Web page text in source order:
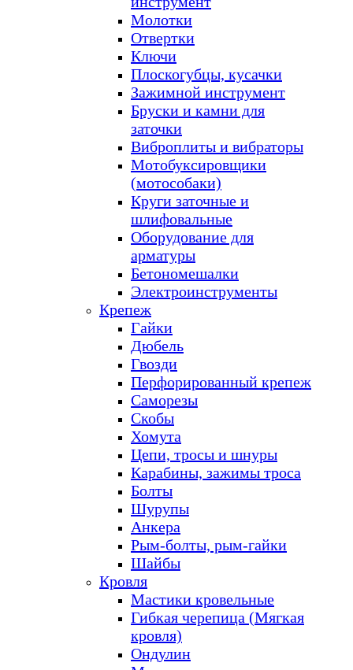
Молотки
Отвертки
Ключи
Плоскогубцы, кусачки
Зажимной инструмент
Бруски и камни для
заточки
Виброплиты и вибраторы
Мотобуксировщики
(мотособаки)
Круги заточные и
шлифовальные
Оборудование для
арматуры
Бетономешалки
Электроинструменты
Крепеж
Гайки
Дюбель
Гвозди
Перфорированный крепеж
Саморезы
Скобы
Хомута
Цепи, тросы и шнуры
Карабины, зажимы троса
Болты
Шурупы
Анкера
Рым-болты, рым-гайки
Шайбы
Кровля
Мастики кровельные
Гибкая черепица (Мягкая
кровля)
Ондулин